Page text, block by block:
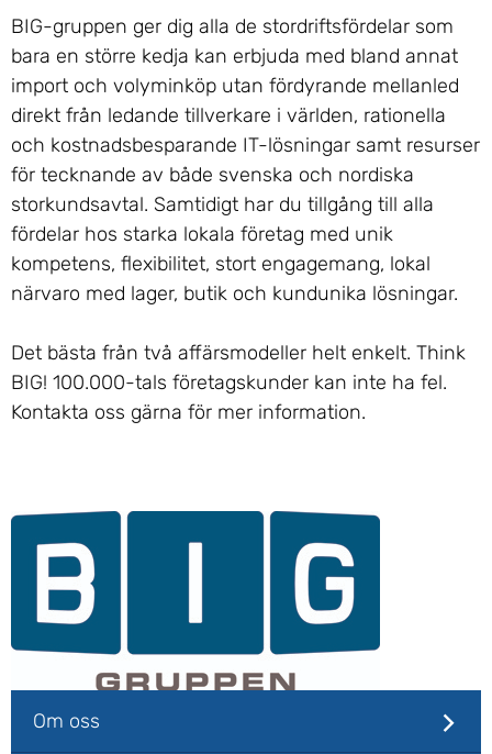
BIG-gruppen ger dig alla de stordriftsfördelar som
bara en större kedja kan erbjuda med bland annat
import och volyminköp utan fördyrande mellanled
direkt från ledande tillverkare i världen, rationella
och kostnadsbesparande IT-lösningar samt resurser
för tecknande av både svenska och nordiska
storkundsavtal. Samtidigt har du tillgång till alla
fördelar hos starka lokala företag med unik
kompetens, flexibilitet, stort engagemang, lokal
närvaro med lager, butik och kundunika lösningar.
Det bästa från två affärsmodeller helt enkelt. Think
BIG! 100.000-tals företagskunder kan inte ha fel.
Kontakta oss gärna för mer information.
Om oss